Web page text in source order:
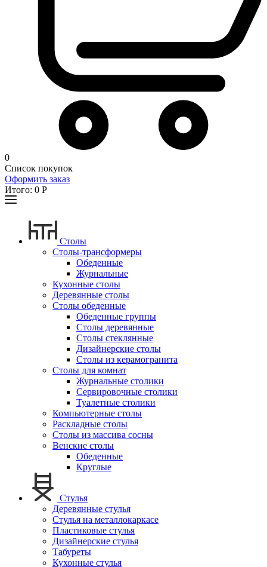
0
Список покупок
Оформить заказ
Итого: 0 Р
Столы
Столы-трансформеры
Обеденные
Журнальные
Кухонные столы
Деревянные столы
Столы обеденные
Обеденные группы
Столы деревянные
Столы стеклянные
Дизайнерские столы
Столы из керамогранита
Столы для комнат
Журнальные столики
Сервировочные столики
Туалетные столики
Компьютерные столы
Раскладные столы
Столы из массива сосны
Венские столы
Обеденные
Круглые
Стулья
Деревянные стулья
Стулья на металлокаркасе
Пластиковые стулья
Дизайнерские стулья
Табуреты
Кухонные стулья